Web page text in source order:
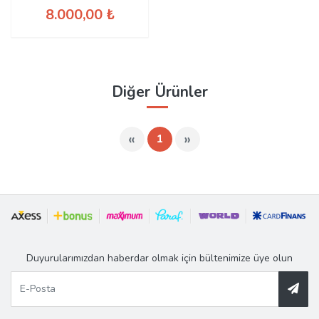
8.000,00 ₺
Diğer Ürünler
« 1 »
Duyurularımızdan haberdar olmak için bültenimize üye olun